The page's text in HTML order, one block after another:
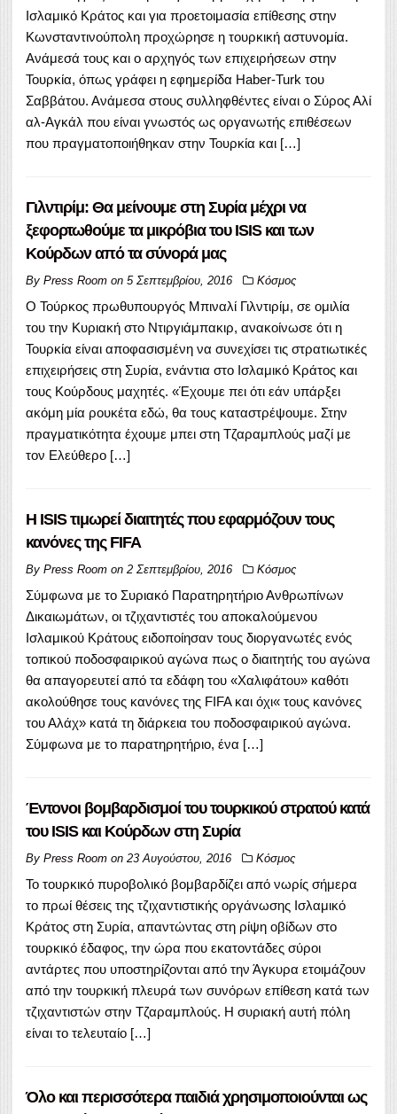
Ισλαμικό Κράτος και για προετοιμασία επίθεσης στην
Κωνσταντινούπολη προχώρησε η τουρκική αστυνομία.
Ανάμεσά τους και ο αρχηγός των επιχειρήσεων στην
Τουρκία, όπως γράφει η εφημερίδα Haber-Turk του
Σαββάτου. Ανάμεσα στους συλληφθέντες είναι ο Σύρος Αλί
αλ-Αγκάλ που είναι γνωστός ως οργανωτής επιθέσεων
που πραγματοποιήθηκαν στην Τουρκία και […]
Γιλντιρίμ: Θα μείνουμε στη Συρία μέχρι να
ξεφορτωθούμε τα μικρόβια του ISIS και των
Κούρδων από τα σύνορά μας
By Press Room on 5 Σεπτεμβρίου, 2016 Κόσμος
Ο Τούρκος πρωθυπουργός Μπιναλί Γιλντιρίμ, σε ομιλία
του την Κυριακή στο Ντιργιάμπακιρ, ανακοίνωσε ότι η
Τουρκία είναι αποφασισμένη να συνεχίσει τις στρατιωτικές
επιχειρήσεις στη Συρία, ενάντια στο Ισλαμικό Κράτος και
τους Κούρδους μαχητές. «Έχουμε πει ότι εάν υπάρξει
ακόμη μία ρουκέτα εδώ, θα τους καταστρέψουμε. Στην
πραγματικότητα έχουμε μπει στη Τζαραμπλούς μαζί με
τον Ελεύθερο […]
Η ISIS τιμωρεί διαιτητές που εφαρμόζουν τους
κανόνες της FIFA
By Press Room on 2 Σεπτεμβρίου, 2016 Κόσμος
Σύμφωνα με το Συριακό Παρατηρητήριο Ανθρωπίνων
Δικαιωμάτων, οι τζιχαντιστές του αποκαλούμενου
Ισλαμικού Κράτους ειδοποίησαν τους διοργανωτές ενός
τοπικού ποδοσφαιρικού αγώνα πως ο διαιτητής του αγώνα
θα απαγορευτεί από τα εδάφη του «Χαλιφάτου» καθότι
ακολούθησε τους κανόνες της FIFA και όχι« τους κανόνες
του Αλάχ» κατά τη διάρκεια του ποδοσφαιρικού αγώνα.
Σύμφωνα με το παρατηρητήριο, ένα […]
Έντονοι βομβαρδισμοί του τουρκικού στρατού κατά
του ISIS και Κούρδων στη Συρία
By Press Room on 23 Αυγούστου, 2016 Κόσμος
Το τουρκικό πυροβολικό βομβαρδίζει από νωρίς σήμερα
το πρωί θέσεις της τζιχαντιστικής οργάνωσης Ισλαμικό
Κράτος στη Συρία, απαντώντας στη ρίψη οβίδων στο
τουρκικό έδαφος, την ώρα που εκατοντάδες σύροι
αντάρτες που υποστηρίζονται από την Άγκυρα ετοιμάζουν
από την τουρκική πλευρά των συνόρων επίθεση κατά των
τζιχαντιστών στην Τζαραμπλούς. Η συριακή αυτή πόλη
είναι το τελευταίο […]
Όλο και περισσότερα παιδιά χρησιμοποιούνται ως